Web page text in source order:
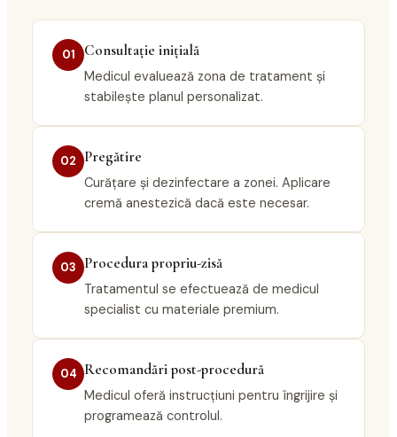
01 Consultație inițială
Medicul evaluează zona de tratament și
stabilește planul personalizat.
02 Pregătire
Curățare și dezinfectare a zonei. Aplicare
cremă anestezică dacă este necesar.
03 Procedura propriu-zisă
Tratamentul se efectuează de medicul
specialist cu materiale premium.
04 Recomandări post-procedură
Medicul oferă instrucțiuni pentru îngrijire și
programează controlul.